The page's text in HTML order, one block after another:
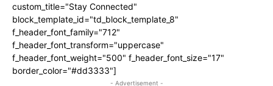
custom_title="Stay Connected"
block_template_id="td_block_template_8"
f_header_font_family="712"
f_header_font_transform="uppercase"
f_header_font_weight="500" f_header_font_size="17"
border_color="#dd3333"]
- Advertisement -